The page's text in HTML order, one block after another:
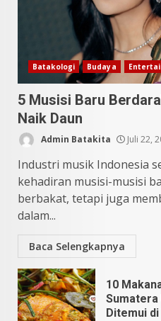
Juni 11,
5
10
Sering
Mei 25,
Batakologi Budaya
5 Musisi Baru
Naik Daun
Admin Batakita Juli 22,
Industri musik Indonesia
kehadiran musisi-musisi
berbakat, tetapi juga
dalam...
Baca Selengkapnya
10
Sumatera
Ditemui